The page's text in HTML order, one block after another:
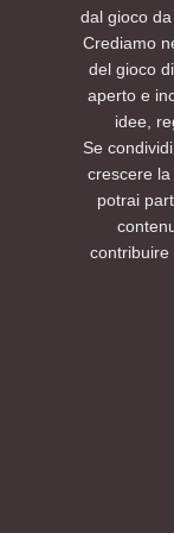
dove
Per
Non
ed
su
Sito
dal gioco
Crediamo
del gioco
aperto e
idee,
Se
crescere
potrai
contribuire